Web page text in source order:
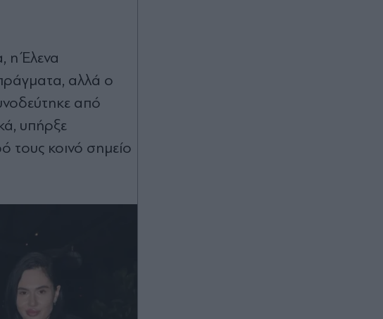
η Έλενα
αλλά ο
από
υπήρξε
τους κοινό σημείο